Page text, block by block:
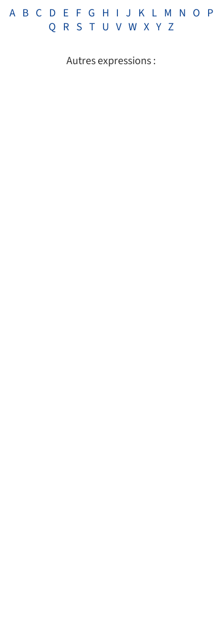
A B C D E F G H I J K L M N O P
Q R S T U V W X Y Z
Autres expressions :